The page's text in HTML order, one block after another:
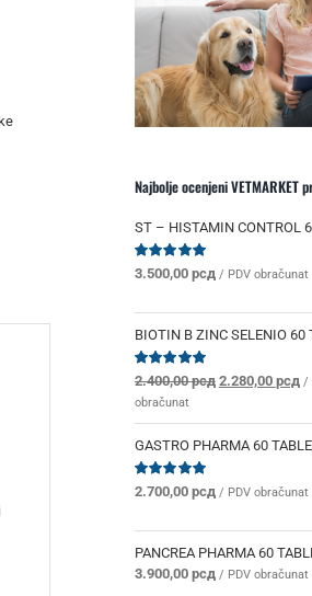
Najbolje ocenjeni VETMARKET
ST – HISTAMIN CONTROL
Ocenjeno
od 5
3.500,00 рсд / PDV obračunat
BIOTIN B ZINC SELENIO 60
Ocenjeno
od 5
2.400,00рсд Originalna
je
bila:
2.280,00 рсд
je:
/
obračunat
GASTRO PHARMA 60
Ocenjeno
od 5
2.700,00 рсд / PDV obračunat
PANCREA PHARMA 60
3.900,00 рсд / PDV obračunat